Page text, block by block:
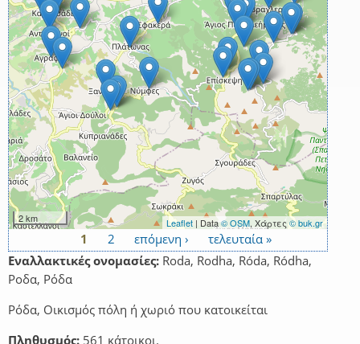
2 km Leaflet | Data© OSM, Χάρτες© buk.gr
Σελίδες
1 2 επόμενη ›
τελευταία »
Εναλλακτικές ονομασίες: Roda, Rodha, Róda, Ródha,
Ροδα, Ρόδα
Ρόδα, Οικισμός πόλη ή χωριό που κατοικείται
Πληθυσμός: 561 κάτοικοι.